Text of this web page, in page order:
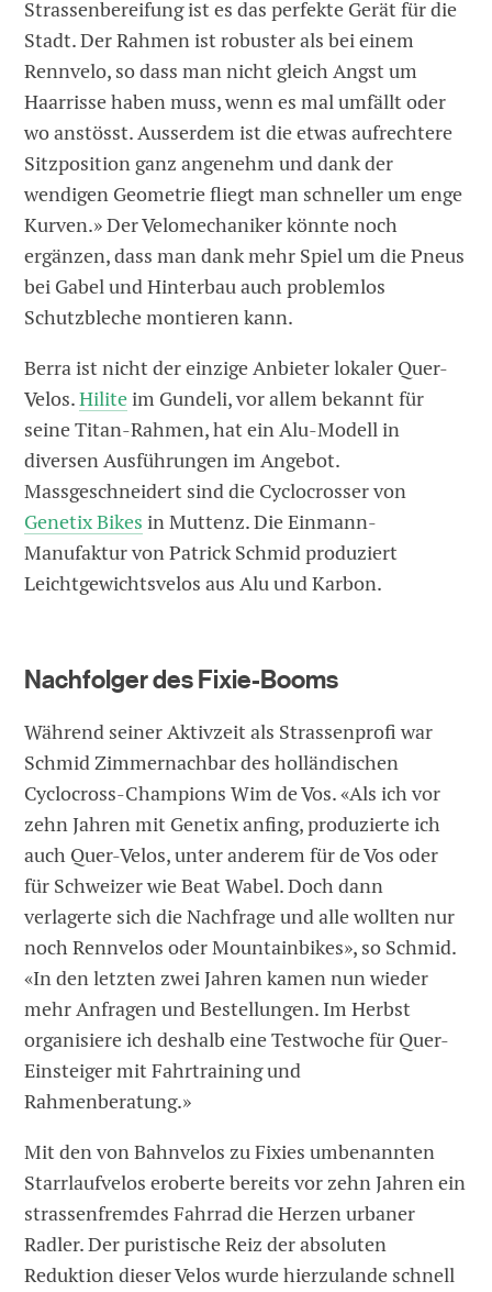
Strassenbereifung ist es das perfekte Gerät für die
Stadt. Der Rahmen ist robuster als bei einem
Rennvelo, so dass man nicht gleich Angst um
Haarrisse haben muss, wenn es mal umfällt oder
wo anstösst. Ausserdem ist die etwas aufrechtere
Sitzposition ganz angenehm und dank der
wendigen Geometrie fliegt man schneller um enge
Kurven.» Der Velomechaniker könnte noch
ergänzen, dass man dank mehr Spiel um die Pneus
bei Gabel und Hinterbau auch problemlos
Schutzbleche montieren kann.
Berra ist nicht der einzige Anbieter lokaler Quer-
Velos.Hiliteim Gundeli, vor allem bekannt für
seine Titan-Rahmen, hat ein Alu-Modell in
diversen Ausführungen im Angebot.
Massgeschneidert sind die Cyclocrosser von
Genetix Bikes in Muttenz. Die Einmann-
Manufaktur von Patrick Schmid produziert
Leichtgewichtsvelos aus Alu und Karbon.
Nachfolger des Fixie-Booms
Während seiner Aktivzeit als Strassenprofi war
Schmid Zimmernachbar des holländischen
Cyclocross-Champions Wim de Vos. «Als ich vor
zehn Jahren mit Genetix anfing, produzierte ich
auch Quer-Velos, unter anderem für de Vos oder
für Schweizer wie Beat Wabel. Doch dann
verlagerte sich die Nachfrage und alle wollten nur
noch Rennvelos oder Mountainbikes», so Schmid.
«In den letzten zwei Jahren kamen nun wieder
mehr Anfragen und Bestellungen. Im Herbst
organisiere ich deshalb eine Testwoche für Quer-
Einsteiger mit Fahrtraining und
Rahmenberatung.»
Mit den von Bahnvelos zu Fixies umbenannten
Starrlaufvelos eroberte bereits vor zehn Jahren ein
strassenfremdes Fahrrad die Herzen urbaner
Radler. Der puristische Reiz der absoluten
Reduktion dieser Velos wurde hierzulande schnell